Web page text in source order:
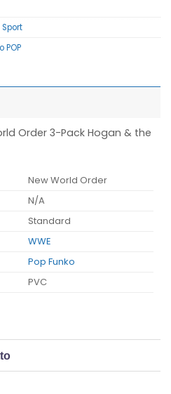
Sport
POP
Order 3-Pack Hogan & the
New World Order
N/A
Standard
WWE
Pop Funko
PVC